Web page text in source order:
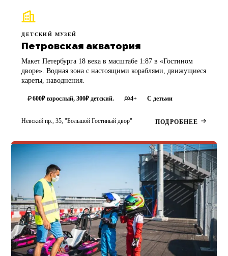
ДЕТСКИЙ МУЗЕЙ
Петровская акватория
Макет Петербурга 18 века в масштабе 1:87 в «Гостином
дворе». Водная зона с настоящими кораблями, движущиеся
кареты, наводнения.
600₽ взрослый, 300₽ детский. 4+ С детьми
Невский пр., 35, "Большой Гостиный двор" ПОДРОБНЕЕ